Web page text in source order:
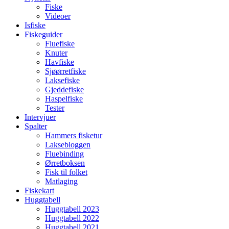
Fiske
Videoer
Isfiske
Fiskeguider
Fluefiske
Knuter
Havfiske
Sjøørretfiske
Laksefiske
Gjeddefiske
Haspelfiske
Tester
Intervjuer
Spalter
Hammers fisketur
Laksebloggen
Fluebinding
Ørretboksen
Fisk til folket
Matlaging
Fiskekart
Huggtabell
Huggtabell 2023
Huggtabell 2022
Huggtabell 2021